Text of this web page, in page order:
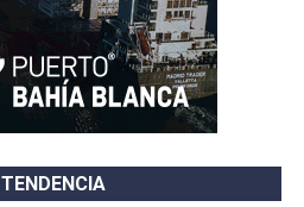
TENDENCIA